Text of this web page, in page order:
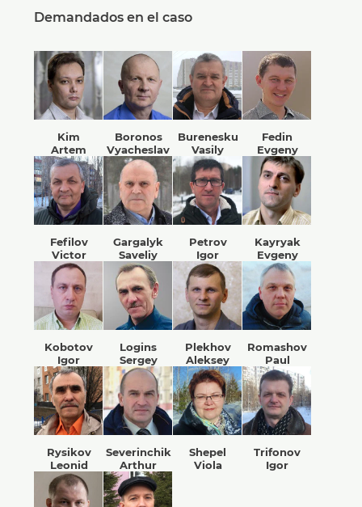
Demandados en el caso
Kim
Artem
Boronos
Vyacheslav
Burenesku
Vasily
Fedin
Evgeny
Fefilov
Victor
Gargalyk
Saveliy
Petrov
Igor
Kayryak
Evgeny
Kobotov
Igor
Logins
Sergey
Plekhov
Aleksey
Romashov
Paul
Rysikov
Leonid
Severinchik
Arthur
Shepel
Viola
Trifonov
Igor